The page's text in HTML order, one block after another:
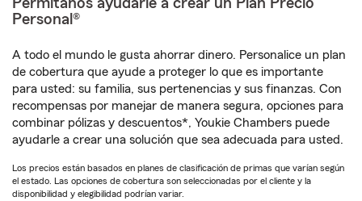
Permítanos ayudarle a crear un Plan Precio
Personal®
A todo el mundo le gusta ahorrar dinero. Personalice un plan
de cobertura que ayude a proteger lo que es importante
para usted: su familia, sus pertenencias y sus finanzas. Con
recompensas por manejar de manera segura, opciones para
combinar pólizas y descuentos*, Youkie Chambers puede
ayudarle a crear una solución que sea adecuada para usted.
Los precios están basados en planes de clasificación de primas que varían según
el estado. Las opciones de cobertura son seleccionadas por el cliente y la
disponibilidad y elegibilidad podrían variar.